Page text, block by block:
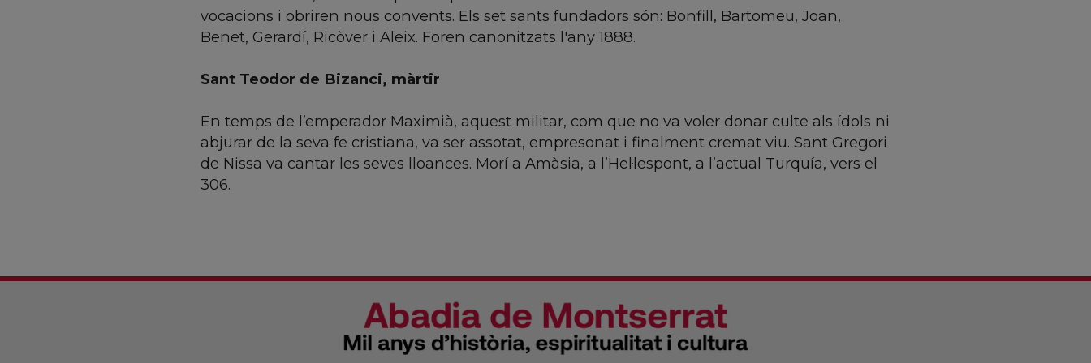
vocacions i obriren nous convents. Els set sants fundadors són: Bonfill, Bartomeu, Joan,
Benet, Gerardí, Ricòver i Aleix. Foren canonitzats l'any 1888.
Sant Teodor de Bizanci, màrtir
En temps de l’emperador Maximià, aquest militar, com que no va voler donar culte als ídols ni
abjurar de la seva fe cristiana, va ser assotat, empresonat i finalment cremat viu. Sant Gregori
de Nissa va cantar les seves lloances. Morí a Amàsia, a l’Hel·lespont, a l’actual Turquía, vers el
306.